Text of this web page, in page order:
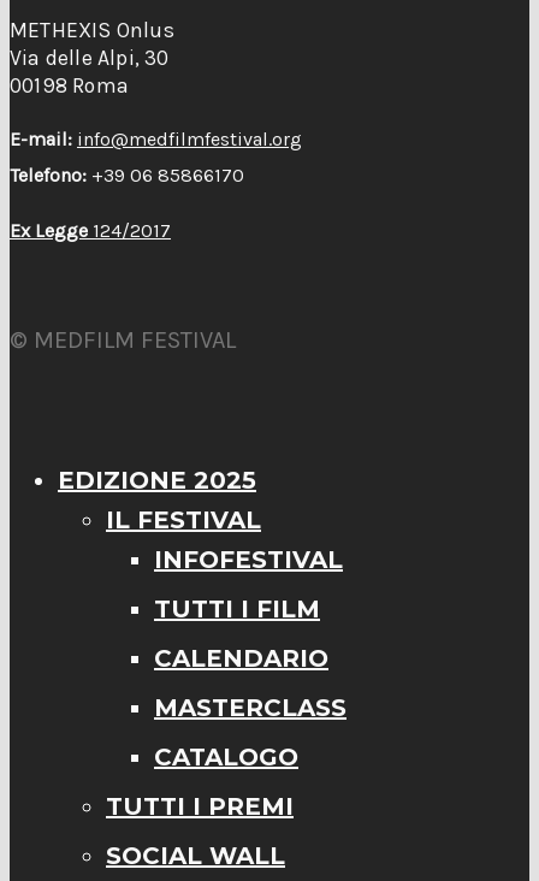
METHEXIS Onlus
Via delle Alpi, 30
00198 Roma
E-mail: info@medfilmfestival.org
Telefono: +39 06 85866170
Ex Legge 124/2017
© MEDFILM FESTIVAL
EDIZIONE 2025
IL FESTIVAL
INFOFESTIVAL
TUTTI I FILM
CALENDARIO
MASTERCLASS
CATALOGO
TUTTI I PREMI
SOCIAL WALL